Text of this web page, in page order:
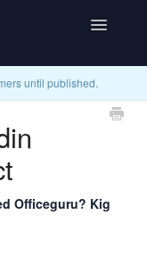
Toggle
until published.
Officeguru? Kig